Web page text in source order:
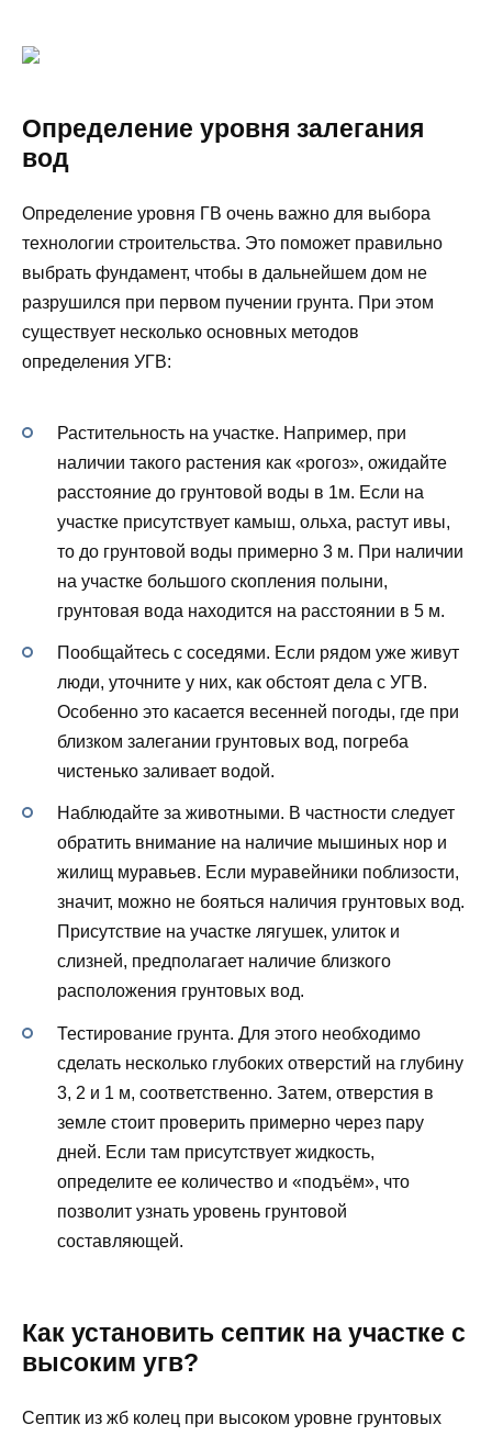
Определение уровня залегания
вод
Определение уровня ГВ очень важно для выбора
технологии строительства. Это поможет правильно
выбрать фундамент, чтобы в дальнейшем дом не
разрушился при первом пучении грунта. При этом
существует несколько основных методов
определения УГВ:
Растительность на участке. Например, при
наличии такого растения как «рогоз», ожидайте
расстояние до грунтовой воды в 1м. Если на
участке присутствует камыш, ольха, растут ивы,
то до грунтовой воды примерно 3 м. При наличии
на участке большого скопления полыни,
грунтовая вода находится на расстоянии в 5 м.
Пообщайтесь с соседями. Если рядом уже живут
люди, уточните у них, как обстоят дела с УГВ.
Особенно это касается весенней погоды, где при
близком залегании грунтовых вод, погреба
чистенько заливает водой.
Наблюдайте за животными. В частности следует
обратить внимание на наличие мышиных нор и
жилищ муравьев. Если муравейники поблизости,
значит, можно не бояться наличия грунтовых вод.
Присутствие на участке лягушек, улиток и
слизней, предполагает наличие близкого
расположения грунтовых вод.
Тестирование грунта. Для этого необходимо
сделать несколько глубоких отверстий на глубину
3, 2 и 1 м, соответственно. Затем, отверстия в
земле стоит проверить примерно через пару
дней. Если там присутствует жидкость,
определите ее количество и «подъём», что
позволит узнать уровень грунтовой
составляющей.
Как установить септик на участке с
высоким угв?
Септик из жб колец при высоком уровне грунтовых